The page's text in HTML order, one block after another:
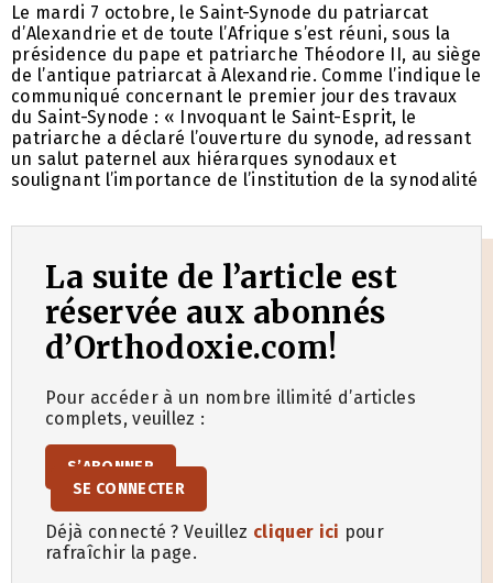
Le mardi 7 octobre, le Saint-Synode du patriarcat
d’Alexandrie et de toute l’Afrique s’est réuni, sous la
présidence du pape et patriarche Théodore II, au siège
de l’antique patriarcat à Alexandrie. Comme l’indique le
communiqué concernant le premier jour des travaux
du Saint-Synode : « Invoquant le Saint-Esprit, le
patriarche a déclaré l’ouverture du synode, adressant
un salut paternel aux hiérarques synodaux et
soulignant l’importance de l’institution de la synodalité
La suite de l’article est
réservée aux abonnés
d’Orthodoxie.com!
Pour accéder à un nombre illimité d’articles
complets, veuillez :
S’ABONNER
SE CONNECTER
Déjà connecté ? Veuillez cliquer ici pour
rafraîchir la page.